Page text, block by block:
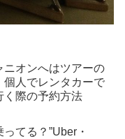
ニオンへはツアーの
個人でレンタカーで
く際の予約方法
てる？”Uber・